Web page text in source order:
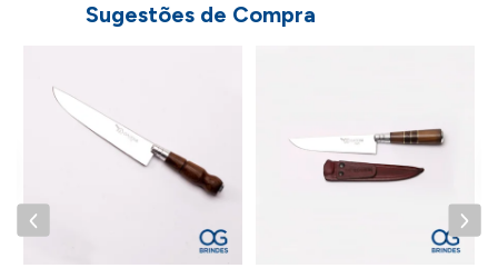
Cabo:Revestido com madeira;
-
Aço Inoxidável:
O material possui grande dureza,
mantendo assim, o fio por muito tempo, além disso,
dispõe de uma excelente resistência a oxidação;
Sugestões de Compra